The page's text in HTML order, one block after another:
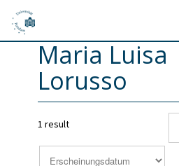
Maria Luisa
Lorusso
1 result